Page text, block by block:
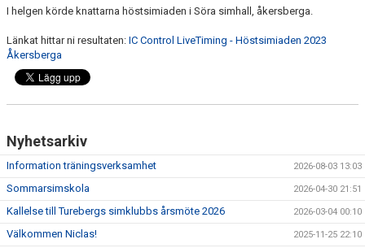
I helgen körde knattarna höstsimiaden i Söra simhall, åkersberga.
Länkat hittar ni resultaten: IC Control LiveTiming - Höstsimiaden 2023
Åkersberga
Nyhetsarkiv
Information träningsverksamhet 2026-08-03 13:03
Sommarsimskola 2026-04-30 21:51
Kallelse till Turebergs simklubbs årsmöte 2026 2026-03-04 00:10
Välkommen Niclas! 2025-11-25 22:10